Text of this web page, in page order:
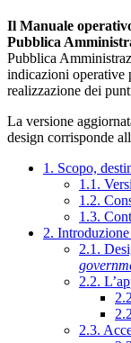
Il Manuale
Pubblica
Pubblica
indicazioni operative
realizzazione dei
La versione
design corrisponde
1. Scopo,
1.1.
1.2.
1.3.
2.
2.1.
2.2.
2.3.